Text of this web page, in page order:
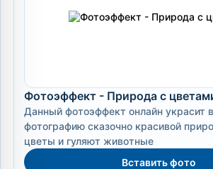
Фотоэффект - Природа с
Данный фотоэффект онлайн украсит
фотографию сказочно красивой
цветы и гуляют животные
Вставить фото